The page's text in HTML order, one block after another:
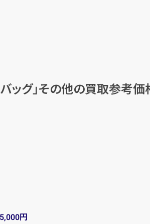
バッグ」その他の買取参考価
円